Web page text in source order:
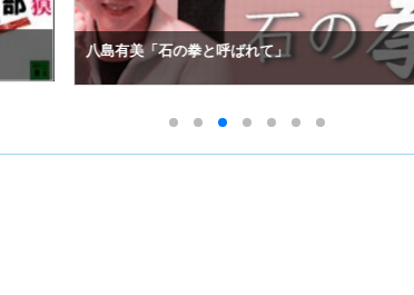
八島有美「石の拳と呼ばれて」